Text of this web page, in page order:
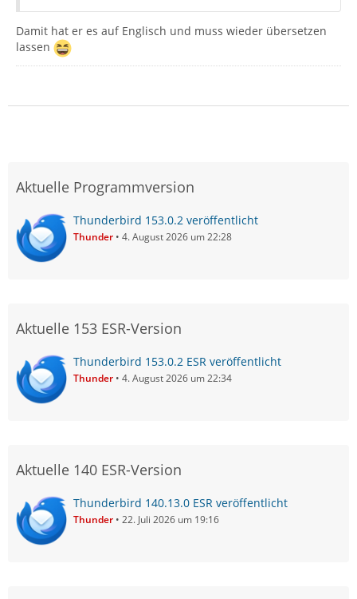
Damit hat er es auf Englisch und muss wieder übersetzen
lassen
Aktuelle Programmversion
Thunderbird 153.0.2 veröffentlicht
Thunder 4. August 2026 um 22:28
Aktuelle 153 ESR-Version
Thunderbird 153.0.2 ESR veröffentlicht
Thunder 4. August 2026 um 22:34
Aktuelle 140 ESR-Version
Thunderbird 140.13.0 ESR veröffentlicht
Thunder 22. Juli 2026 um 19:16